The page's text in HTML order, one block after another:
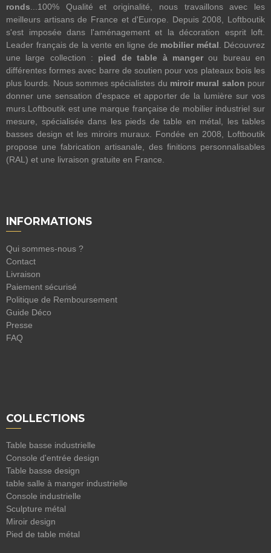
ronds...100% Qualité et originalité, nous travaillons avec les
meilleurs artisans de France et d'Europe. Depuis 2008, Loftboutik
s'est imposée dans l'aménagement et la décoration esprit loft.
Leader français de la vente en ligne de mobilier métal. Découvrez
une large collection : pied de table à mangerou bureau en
différentes formes avec barre de soutien pour vos plateaux bois les
plus lourds. Nous sommes spécialistes du miroir mural salon pour
donner une sensation d'espace et apporter de la lumière sur vos
murs.Loftboutik est une marque française de mobilier industriel sur
mesure, spécialisée dans les pieds de table en métal, les tables
basses design et les miroirs muraux. Fondée en 2008, Loftboutik
propose une fabrication artisanale, des finitions personnalisables
(RAL) et une livraison gratuite en France.
INFORMATIONS
Qui sommes-nous ?
Contact
Livraison
Paiement sécurisé
Politique de Remboursement
Guide Déco
Presse
FAQ
COLLECTIONS
Table basse industrielle
Console d'entrée design
Table basse design
table salle à manger industrielle
Console industrielle
Sculpture métal
Miroir design
Pied de table métal